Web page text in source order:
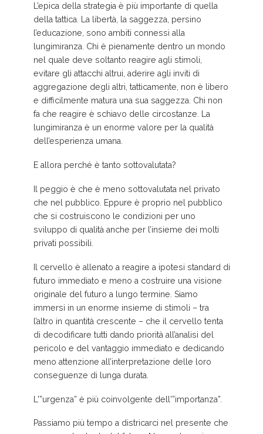
L’epica della strategia è più importante di quella
della tattica. La libertà, la saggezza, persino
l’educazione, sono ambiti connessi alla
lungimiranza. Chi è pienamente dentro un mondo
nel quale deve soltanto reagire agli stimoli,
evitare gli attacchi altrui, aderire agli inviti di
aggregazione degli altri, tatticamente, non è libero
e difficilmente matura una sua saggezza. Chi non
fa che reagire è schiavo delle circostanze. La
lungimiranza è un enorme valore per la qualità
dell’esperienza umana.
E allora perché è tanto sottovalutata?
Il peggio è che è meno sottovalutata nel privato
che nel pubblico. Eppure è proprio nel pubblico
che si costruiscono le condizioni per uno
sviluppo di qualità anche per l’insieme dei molti
privati possibili.
Il cervello è allenato a reagire a ipotesi standard di
futuro immediato e meno a costruire una visione
originale del futuro a lungo termine. Siamo
immersi in un enorme insieme di stimoli – tra
l’altro in quantità crescente – che il cervello tenta
di decodificare tutti dando priorità all’analisi del
pericolo e del vantaggio immediato e dedicando
meno attenzione all’interpretazione delle loro
conseguenze di lunga durata.
L'”urgenza” è più coinvolgente dell'”importanza”.
Passiamo più tempo a districarci nel presente che